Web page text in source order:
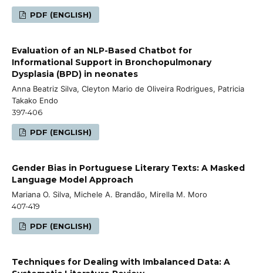
PDF (ENGLISH)
Evaluation of an NLP-Based Chatbot for
Informational Support in Bronchopulmonary
Dysplasia (BPD) in neonates
Anna Beatriz Silva, Cleyton Mario de Oliveira Rodrigues, Patricia
Takako Endo
397-406
PDF (ENGLISH)
Gender Bias in Portuguese Literary Texts: A Masked
Language Model Approach
Mariana O. Silva, Michele A. Brandão, Mirella M. Moro
407-419
PDF (ENGLISH)
Techniques for Dealing with Imbalanced Data: A